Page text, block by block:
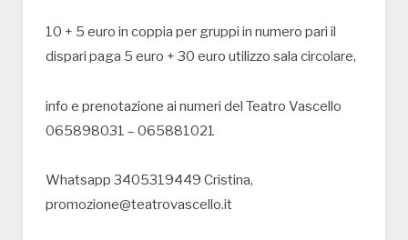
10 + 5 euro in coppia per gruppi in numero pari il
dispari paga 5 euro + 30 euro utilizzo sala circolare,
info e prenotazione ai numeri del Teatro Vascello
065898031 – 065881021
Whatsapp 3405319449 Cristina,
promozione@teatrovascello.it